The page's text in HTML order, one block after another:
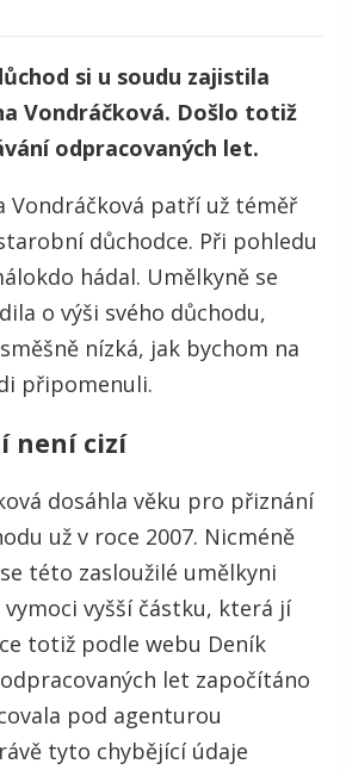
si u soudu zajistila
Vondráčková. Došlo totiž
odpracovaných let.
Vondráčková patří už téměř
důchodce. Při pohledu
hádal. Umělkyně se
o výši svého důchodu,
nízká, jak bychom na
připomenuli.
není cizí
dosáhla věku pro přiznání
už v roce 2007. Nicméně
této zasloužilé umělkyni
vyšší částku, která jí
totiž podle webu Deník
let započítáno
pod agenturou
tyto chybějící údaje